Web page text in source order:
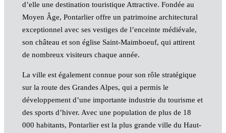
d’elle une destination touristique Attractive. Fondée au
Moyen Âge, Pontarlier offre un patrimoine architectural
exceptionnel avec ses vestiges de l’enceinte médiévale,
son château et son église Saint-Maimboeuf, qui attirent
de nombreux visiteurs chaque année.
La ville est également connue pour son rôle stratégique
sur la route des Grandes Alpes, qui a permis le
développement d’une importante industrie du tourisme et
des sports d’hiver. Avec une population de plus de 18
000 habitants, Pontarlier est la plus grande ville du Haut-